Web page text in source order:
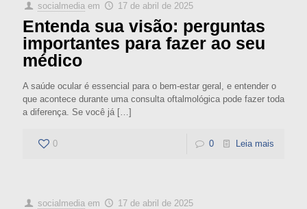
socialmedia em 17 de abril de 2025
Entenda sua visão: perguntas
importantes para fazer ao seu
médico
A saúde ocular é essencial para o bem-estar geral, e entender o
que acontece durante uma consulta oftalmológica pode fazer toda
a diferença. Se você já[…]
0 0 Leia mais
socialmedia em 17 de abril de 2025